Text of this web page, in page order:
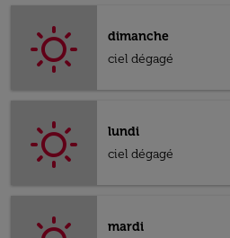
dimanche
ciel dégagé
lundi
ciel dégagé
mardi